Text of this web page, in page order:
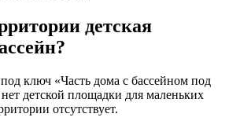
детская
ключ «Часть дома с бассейном под
детской площадки для маленьких
отсутствует.